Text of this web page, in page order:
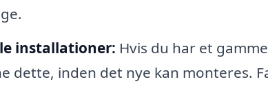
installationer: Hvis du har et
dette, inden det nye kan monteres.